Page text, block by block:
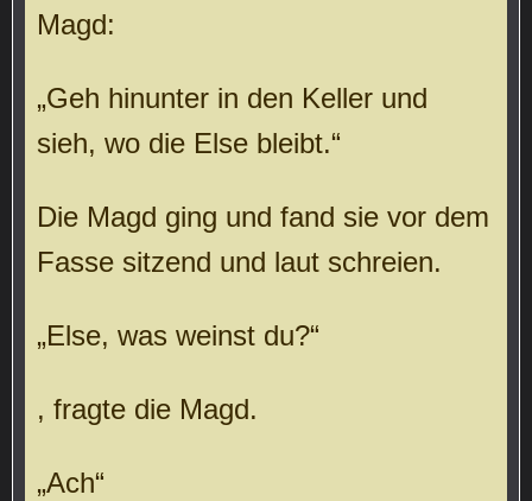
Magd:
„Geh hinunter in den Keller und
sieh, wo die Else bleibt.“
Die Magd ging und fand sie vor dem
Fasse sitzend und laut schreien.
„Else, was weinst du?“
, fragte die Magd.
„Ach“